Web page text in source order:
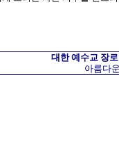
대한 예수교 장로
아름다